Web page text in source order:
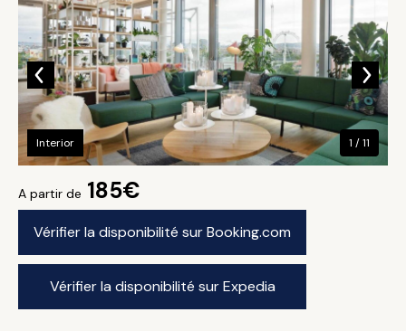
A partir de 185€
Vérifier la disponibilité sur Booking.com
Vérifier la disponibilité sur Expedia
Interior 1 / 11